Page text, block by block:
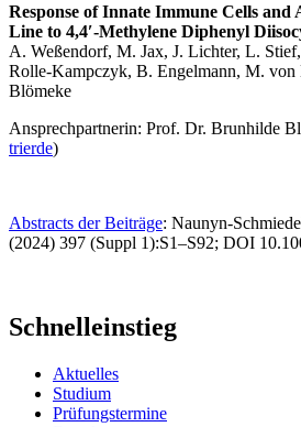
Response of Innate Immune Cells and
Line to 4,4′-Methylene Diphenyl
A. Weßendorf, M. Jax, J. Lichter, L.
Rolle-Kampczyk, B. Engelmann, M.
Blömeke
Ansprechpartnerin: Prof. Dr. Brunhilde
trierde)
Abstracts der Beiträge: Naunyn-
(2024) 397 (Suppl 1):S1–S92; DOI
Schnelleinstieg
Aktuelles
Studium
Prüfungstermine